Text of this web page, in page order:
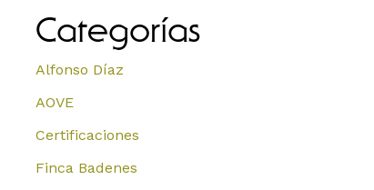
Categorías
Alfonso Díaz
AOVE
Certificaciones
Finca Badenes